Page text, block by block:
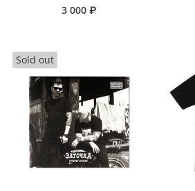
3 000 ₽